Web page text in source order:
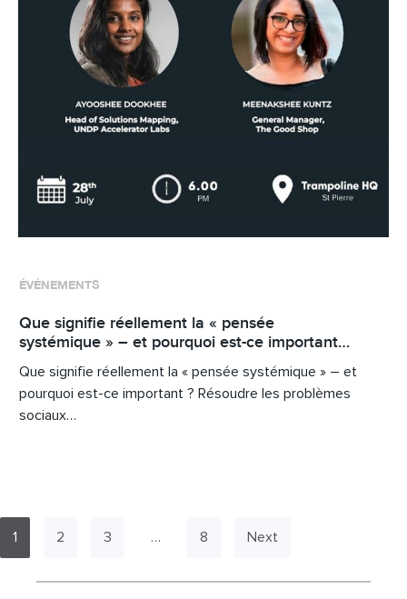
ÉVÉNEMENTS
Que signifie réellement la « pensée
systémique » – et pourquoi est-ce important…
Que signifie réellement la « pensée systémique » – et
pourquoi est-ce important ? Résoudre les problèmes
sociaux…
1 2 3 … 8 Next